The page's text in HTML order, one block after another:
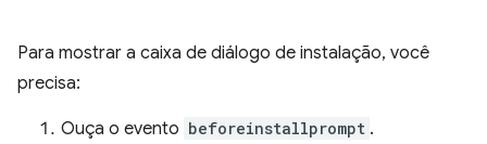
Para mostrar a caixa de diálogo de instalação, você
precisa:
Ouça o evento beforeinstallprompt .